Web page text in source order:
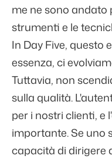
me ne sono andato
strumenti e le
In Day Five, questo
essenza, ci
Tuttavia, non
sulla qualità.
per i nostri clienti,
importante. Se uno
capacità di dirigere